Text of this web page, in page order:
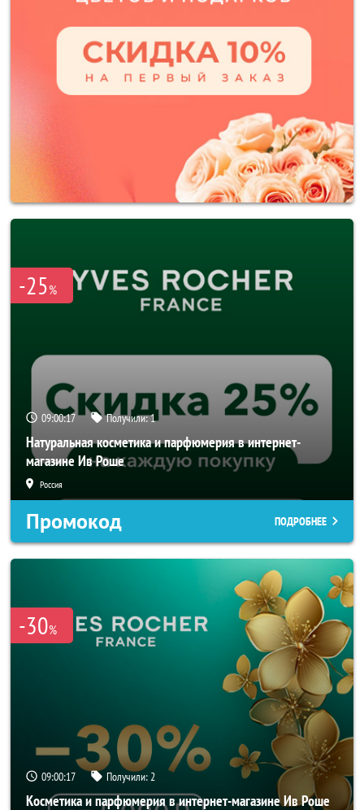
-25%
09:00:16 Получили:1
Натуральная косметика и парфюмерия в интернет-
магазине Ив Роше
Россия
Промокод ПОДРОБНЕЕ
-30%
09:00:16 Получили:2
Косметика и парфюмерия в интернет-магазине Ив Роше